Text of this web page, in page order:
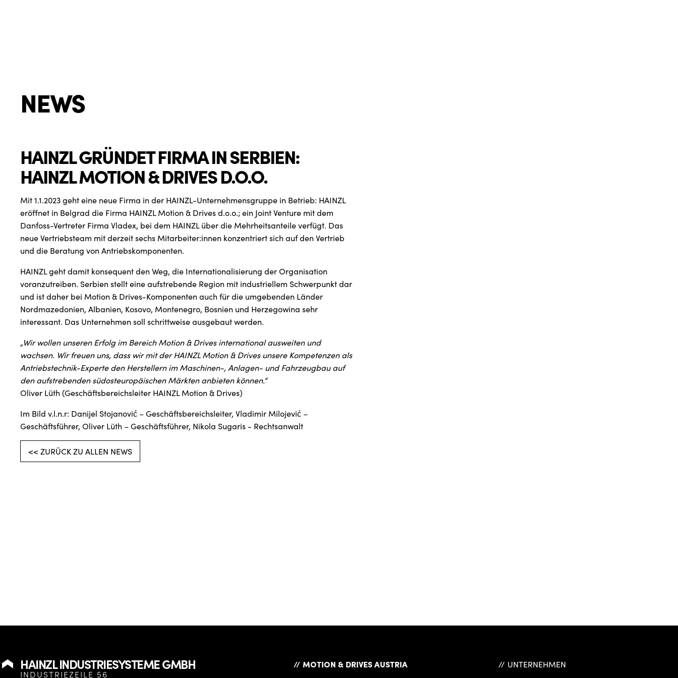
NEWS
HAINZL GRÜNDET FIRMA IN SERBIEN:
HAINZL MOTION & DRIVES D.O.O.
Mit 1.1.2023 geht eine neue Firma in der HAINZL-Unternehmensgruppe in Betrieb: HAINZL
eröffnet in Belgrad die Firma HAINZL Motion & Drives d.o.o.; ein Joint Venture mit dem
Danfoss-Vertreter Firma Vladex, bei dem HAINZL über die Mehrheitsanteile verfügt. Das
neue Vertriebsteam mit derzeit sechs Mitarbeiter:innen konzentriert sich auf den Vertrieb
und die Beratung von Antriebskomponenten.
HAINZL geht damit konsequent den Weg, die Internationalisierung der Organisation
voranzutreiben. Serbien stellt eine aufstrebende Region mit industriellem Schwerpunkt dar
und ist daher bei Motion & Drives-Komponenten auch für die umgebenden Länder
Nordmazedonien, Albanien, Kosovo, Montenegro, Bosnien und Herzegowina sehr
interessant. Das Unternehmen soll schrittweise ausgebaut werden.
„Wir wollen unseren Erfolg im Bereich Motion & Drives international ausweiten und
wachsen. Wir freuen uns, dass wir mit der HAINZL Motion & Drives unsere Kompetenzen als
Antriebstechnik-Experte den Herstellern im Maschinen-, Anlagen- und Fahrzeugbau auf
den aufstrebenden südosteuropäischen Märkten anbieten können.“
Oliver Lüth (Geschäftsbereichsleiter HAINZL Motion & Drives)
Im Bild v.l.n.r: Danijel Stojanović – Geschäftsbereichsleiter, Vladimir Milojević –
Geschäftsführer, Oliver Lüth – Geschäftsführer, Nikola Sugaris - Rechtsanwalt
<< ZURÜCK ZU ALLEN NEWS
HAINZL INDUSTRIESYSTEME GMBH
INDUSTRIEZEILE 56
MOTION & DRIVES AUSTRIA
UNTERNEHMEN